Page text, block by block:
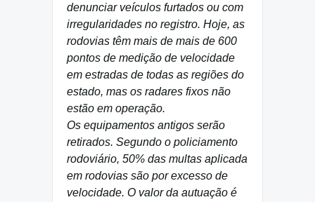
denunciar veículos furtados ou com
irregularidades no registro. Hoje, as
rodovias têm mais de mais de 600
pontos de medição de velocidade
em estradas de todas as regiões do
estado, mas os radares fixos não
estão em operação.
Os equipamentos antigos serão
retirados. Segundo o policiamento
rodoviário, 50% das multas aplicada
em rodovias são por excesso de
velocidade. O valor da autuação é